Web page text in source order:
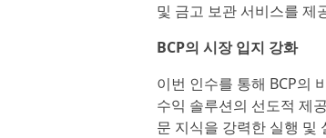
및 금고 보관 서비스를 제
BCP의 시장 입지 강화
이번 인수를 통해 BCP의
수익 솔루션의 선도적 제
문 지식을 강력한 실행 및